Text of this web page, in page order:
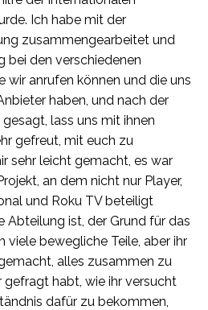
Ich habe mit der
zusammengearbeitet und
bei den verschiedenen
wir anrufen können und die uns
haben, und nach der
lass uns mit ihnen
gefreut, mit euch zu
sehr leicht gemacht, es war
an dem nicht nur Player,
und Roku TV beteiligt
Abteilung ist, der Grund für das
viele bewegliche Teile, aber ihr
alles zusammen zu
gefragt habt, wie ihr versucht
dafür zu bekommen,